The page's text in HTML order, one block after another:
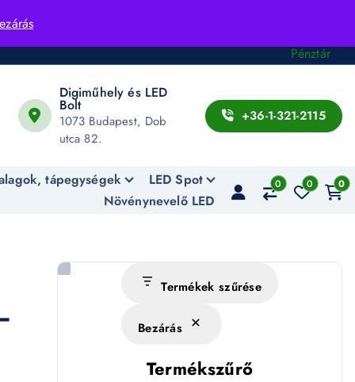
Pénztár
Digiműhely és LED
Bolt
1073 Budapest, Dob
utca 82.
+36-1-321-2115
tápegységek
LED Spot
Növénynevelő LED
0 0 0
Termékek szűrése
Bezárás
Termékszűrő